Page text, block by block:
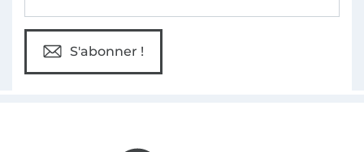
S'abonner !